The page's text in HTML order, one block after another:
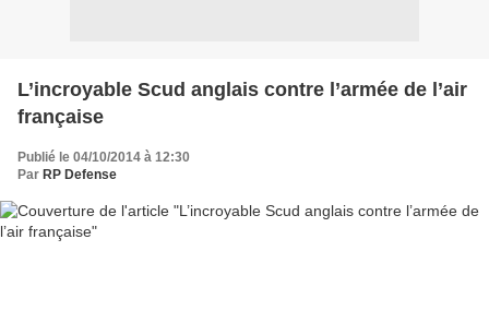
L’incroyable Scud anglais contre l’armée de l’air
française
Publié le 04/10/2014 à 12:30
Par RP Defense